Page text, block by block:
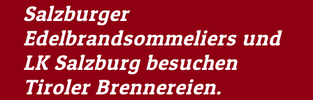
Salzburger
Edelbrandsommeliers und
LK Salzburg besuchen
Tiroler Brennereien.